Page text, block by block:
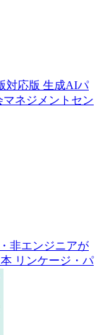
対応版 生成AIパ
マネジメントセン
非エンジニアが
リンケージ・パ